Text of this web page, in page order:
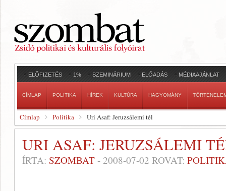
ELŐFIZETÉS 1% SZEMINÁRIUM ELŐADÁS MÉDIAAJÁNLAT
CÍMLAP POLITIKA HÍREK KULTÚRA HAGYOMÁNY
Címlap Politika Uri Asaf: Jeruzsálemi tél
URI ASAF: JERUZSÁLEMI
ÍRTA: SZOMBAT - 2008-07-02 ROVAT: